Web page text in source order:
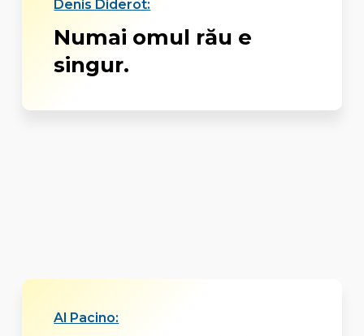
Denis Diderot:
Numai omul rău e
singur.
Al Pacino: